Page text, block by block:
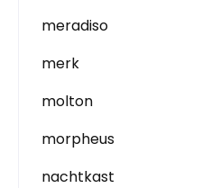
meradiso
merk
molton
morpheus
nachtkast